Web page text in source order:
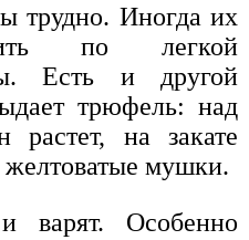
трудно. Иногда их
по легкой
Есть и другой
трюфель: над
на закате
желтоватые мушки.
варят. Особенно